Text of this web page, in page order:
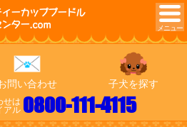
ーカッププードル
ンター.com
問い合わせ 子犬を探す
せは
アル 0800-111-4115